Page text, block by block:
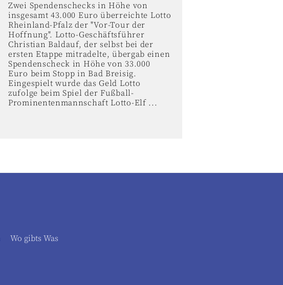
Zwei Spendenschecks in Höhe von
insgesamt 43.000 Euro überreichte Lotto
Rheinland-Pfalz der "Vor-Tour der
Hoffnung". Lotto-Geschäftsführer
Christian Baldauf, der selbst bei der
ersten Etappe mitradelte, übergab einen
Spendenscheck in Höhe von 33.000
Euro beim Stopp in Bad Breisig.
Eingespielt wurde das Geld Lotto
zufolge beim Spiel der Fußball-
Prominentenmannschaft Lotto-Elf ...
Wo gibts Was